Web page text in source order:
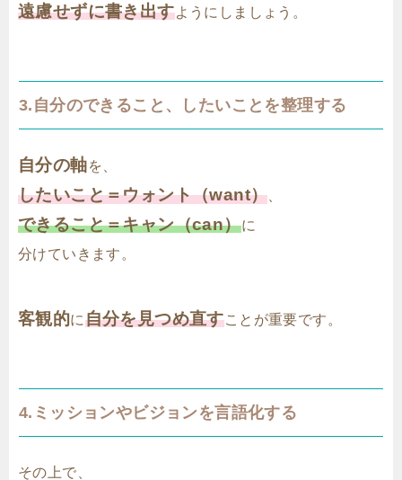
遠慮せずに書き出すようにしましょう。
3.自分のできること、したいことを整理する
自分の軸を、
したいこと＝ウォント（want）
できること＝キャン（can）に
分けていきます。
客観的に自分を見つめ直すことが重要です。
4.ミッションやビジョンを言語化する
その上で、